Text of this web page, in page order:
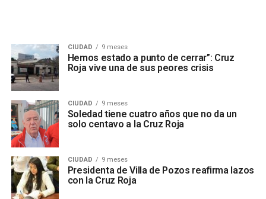
CIUDAD 9 meses
Hemos estado a punto de cerrar”: Cruz
Roja vive una de sus peores crisis
CIUDAD 9 meses
Soledad tiene cuatro años que no da un
solo centavo a la Cruz Roja
CIUDAD 9 meses
Presidenta de Villa de Pozos reafirma lazos
con la Cruz Roja